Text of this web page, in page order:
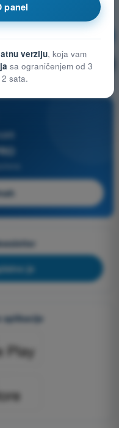
Vežbanje!
pitanja
4,6/5
je
aplikacije
panel
verziju, koja vam
sa ograničenjem od 3
sata.